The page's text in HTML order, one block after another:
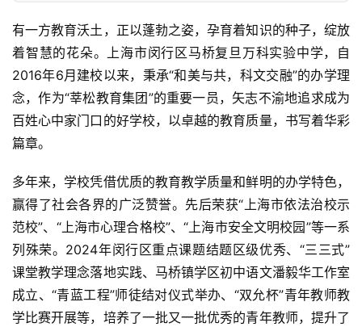
有一方教育沃土，正以蓬勃之姿，孕育着知识的种子，绽放
着智慧的花朵。上海市闵行区马桥复旦万科实验中学，自
2016年6月建校以来，秉承“和美与共，科文交融”的办学理
念，作为“莘松教育集团”的重要一员，矢志不渝地追求成为
百姓心中家门口的好学校，以卓越的教育质量，书写着华彩
篇章。
多年来，学校凭借优质的教育教学质量和鲜明的办学特色，
赢得了社会各界的广泛赞誉。先后荣获“上海市依法治校示
范校”、“上海市心理合格校”、“上海市安全文明校园”等一系
列殊荣。2024年闵行区重点课题结题区级优秀、“三三式”
课堂教学理念落地实践、马桥镇学区初中语文潘毅华工作室
成立、“青蓝工程”师徒结对仪式举办、“双允杯”青年教师教
学比赛开展等，培养了一批又一批优秀的青年教师，提升了